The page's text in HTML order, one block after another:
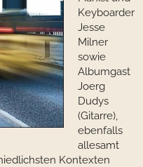
Keyboarder
Jesse
Milner
sowie
Albumgast
Joerg
Dudys
(Gitarre),
ebenfalls
allesamt
Kontexten